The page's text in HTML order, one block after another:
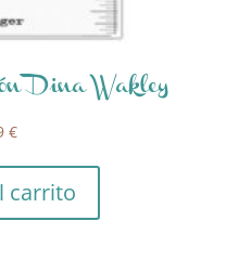
Dina Wakley
€
carrito